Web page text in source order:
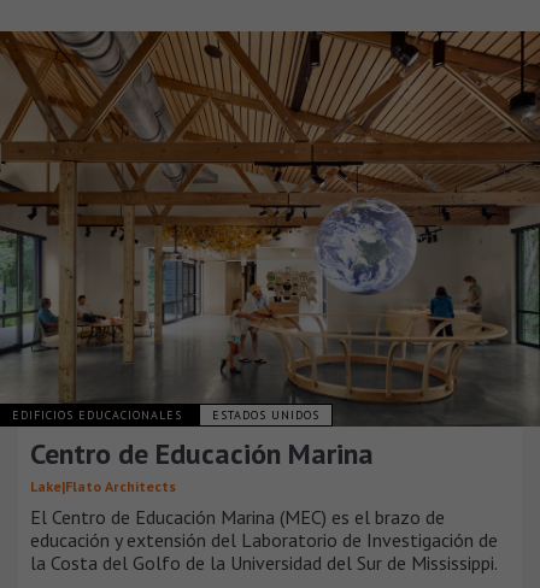
EDIFICIOS EDUCACIONALES ESTADOS UNIDOS
Centro de Educación Marina
Lake|Flato Architects
El Centro de Educación Marina (MEC) es el brazo de
educación y extensión del Laboratorio de Investigación de
la Costa del Golfo de la Universidad del Sur de Mississippi.